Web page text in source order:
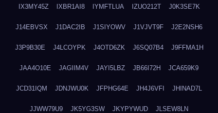
IX3MY45Z IXBR1AI8 IYMFTLUA IZUO212T J0K3SE7K
J14EBVSX J1DAC2IB J1SIYOWV J1VJVT9F J2E2NSH6
J3P9B30E J4LCOYPK J4OTD6ZK J6SQ07B4 J9FFMA1H
JAA4O10E JAGIIM4V JAYI5LBZ JB66I72H JCA659K9
JCD31IQM JDNJWU0K JFPHG64E JH4J6VFI JHINAD7L
JJWW79U9 JK5YG3SW JKYPYWUD JLSEW8LN